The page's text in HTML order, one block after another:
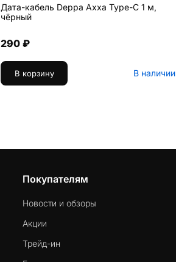
Дата-кабель Deppa Axxa Type-C 1 м,
чёрный
290 ₽
В корзину В наличии
Покупателям
Новости и обзоры
Акции
Трейд-ин